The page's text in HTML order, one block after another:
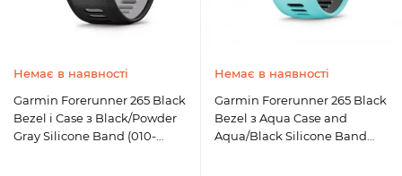
Немає в наявності
Garmin Forerunner 265 Black
Bezel і Case з Black/Powder
Gray Silicone Band (010-
Немає в наявності
Garmin Forerunner 265 Black
Bezel з Aqua Case and
Aqua/Black Silicone Band